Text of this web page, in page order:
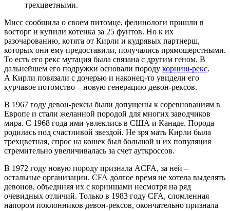
трехцветными.
Мисс сообщила о своем питомце, фелинологи пришли в
восторг и купили котенка за 25 фунтов. Но к их
разочарованию, котята от Кирли и кудрявых партнерш,
которых они ему предоставили, получались прямошерстными.
То есть его рекс мутация была связана с другим геном. В
дальнейшем его подружки основали породу корниш-рекс.
А Кирли повязали с дочерью и наконец-то увидели его
курчавое потомство – новую генерацию девон-рексов.
В 1967 году девон-рексы были допущены к соревнованиям в
Европе и стали желанной породой для многих заводчиков
мира. С 1968 года ими увлеклись в США и Канаде. Порода
родилась под счастливой звездой. Не зря мать Кирли была
трехцветная, спрос на кошек был большой и их популяция
стремительно увеличивалась за счет ауткроссов.
В 1972 году новую породу признала ACFA, за ней –
остальные организации. CFA долгое время не хотела выделять
девонов, объединяя их с корнишами несмотря на ряд
очевидных отличий. Только в 1983 году CFA, сломленная
напором поклонников девон-рексов, окончательно признала